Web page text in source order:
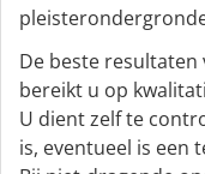
De beste
bereikt u op
U dient zelf te
is, eventueel is een